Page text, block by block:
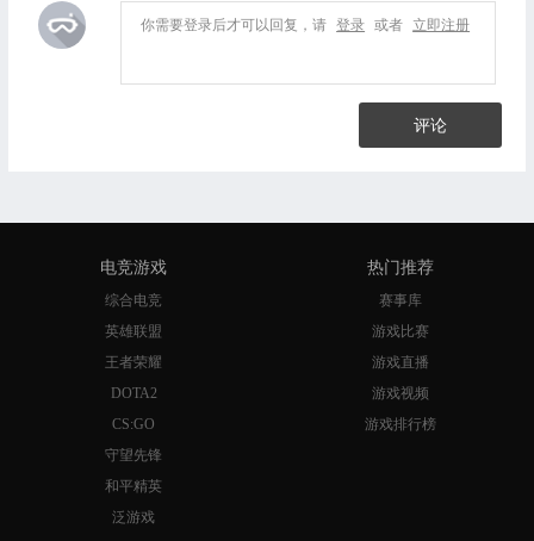
你需要登录后才可以回复，请 登录 或者 立即注册
评论
电竞游戏
综合电竞
英雄联盟
王者荣耀
DOTA2
CS:GO
守望先锋
和平精英
泛游戏
热门推荐
赛事库
游戏比赛
游戏直播
游戏视频
游戏排行榜